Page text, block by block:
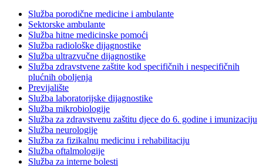
Služba porodične medicine i ambulante
Sektorske ambulante
Služba hitne medicinske pomoći
Služba radiološke dijagnostike
Služba ultrazvučne dijagnostike
Služba zdravstvene zaštite kod specifičnih i nespecifičnih
plućnih oboljenja
Previjalište
Služba laboratorijske dijagnostike
Služba mikrobiologije
Služba za zdravstvenu zaštitu djece do 6. godine i imunizaciju
Služba neurologije
Služba za fizikalnu medicinu i rehabilitaciju
Služba oftalmologije
Služba za interne bolesti